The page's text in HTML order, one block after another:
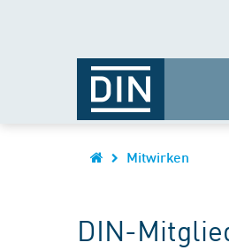
Mitwirken
DIN-